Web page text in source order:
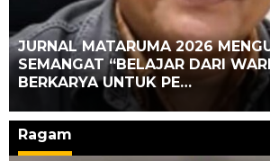
JURNAL MATARUMA 2026
SEMANGAT “BELAJAR DARI
BERKARYA UNTUK PE…
Ragam